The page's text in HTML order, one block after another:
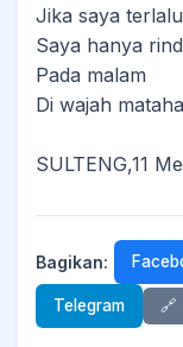
Jika saya
Saya hanya
Pada malam
Di wajah
SULTENG,11
Bagikan:
Telegram 🔗